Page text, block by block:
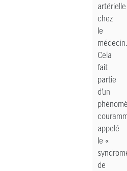
artérielle
chez
le
médecin.
Cela
fait
partie
d’un
appelé
le «
de